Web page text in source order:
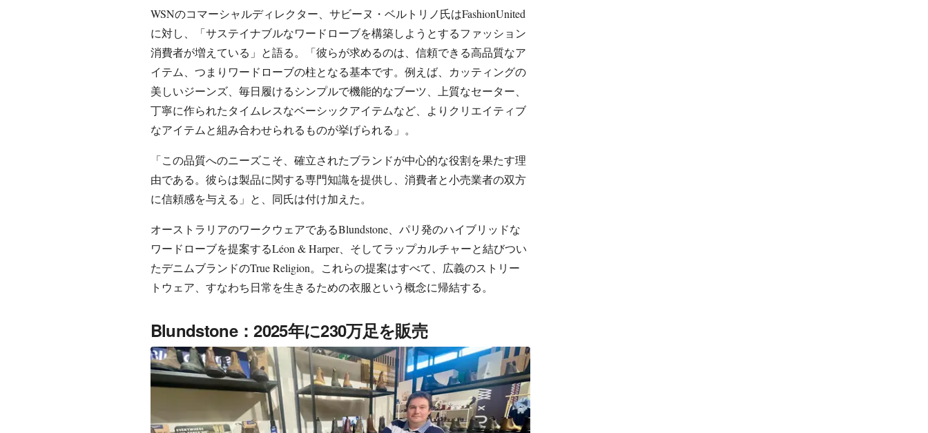
WSNのコマーシャルディレクター、サビーヌ・ベルトリノ氏はFashionUnited
に対し、「サステイナブルなワードローブを構築しようとするファッション
消費者が増えている」と語る。「彼らが求めるのは、信頼できる高品質なア
イテム、つまりワードローブの柱となる基本です。例えば、カッティングの
美しいジーンズ、毎日履けるシンプルで機能的なブーツ、上質なセーター、
丁寧に作られたタイムレスなベーシックアイテムなど、よりクリエイティブ
なアイテムと組み合わせられるものが挙げられる」。
「この品質へのニーズこそ、確立されたブランドが中心的な役割を果たす理
由である。彼らは製品に関する専門知識を提供し、消費者と小売業者の双方
に信頼感を与える」と、同氏は付け加えた。
オーストラリアのワークウェアであるBlundstone、パリ発のハイブリッドな
ワードローブを提案するLéon & Harper、そしてラップカルチャーと結びつい
たデニムブランドのTrue Religion。これらの提案はすべて、広義のストリー
トウェア、すなわち日常を生きるための衣服という概念に帰結する。
Blundstone：2025年に230万足を販売